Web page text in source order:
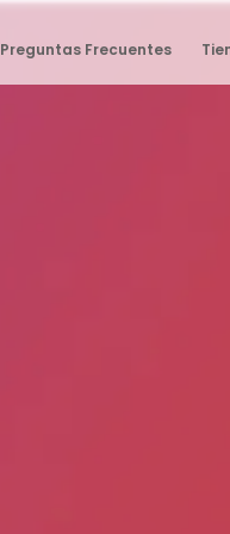
Preguntas Frecuentes